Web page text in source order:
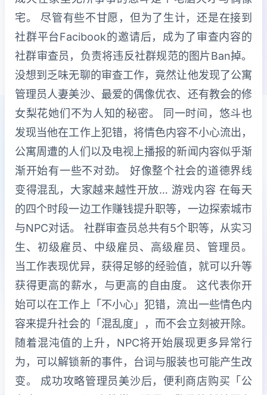
宅。 尽管有些不甘愿，但为了生计，还是在接到
社群平台Facibook的邀请后，成为了审查内容的
社群审查员，负责将违反社群规范的图片Ban掉。
没想到乏味无聊的审查工作，竟然让他发现了公寓
管理员人妻美沙、最爱的偶像优衣、还有教会的修
女梨花她们不为人知的秘密。 同一时间，悠斗也
发现当他在工作上犯错，将情色内容不小心流出，
公寓周遭的人们以及电视上播报的新闻内容似乎渐
渐开始有一些不对劲。 好像整个社会的道德界线
变得混乱，大家越来越性开放… 游戏内容 在每天
的四个时段一边工作赚钱提升职等，一边探索城市
与NPC对话。 社群审查员总共有5个职等，从实习
生、初级雇员、中级雇员、高级雇员、管理员。
当工作表现优异，获得足够的经验值，就可以升等
获得更高的薪水，与更高的自由度。 这代表你开
始可以在工作上「不小心」犯错，流出一些情色内
容来提升社会的「混乱度」，而不会立刻被开除。
随着混沌值的上升，NPC将开始展现更多异常行
为，可以解锁新的事件，台词与服装也可能产生改
变。 成功攻略管理员美沙后，便利商店购买「公